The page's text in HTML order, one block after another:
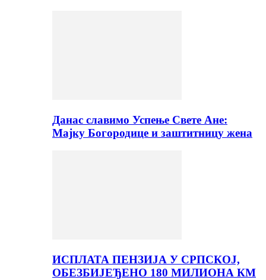
Данас славимо Успење Свете Ане:
Мајку Богородице и заштитницу жена
ИСПЛАТА ПЕНЗИЈА У СРПСКОЈ,
ОБЕЗБИЈЕЂЕНО 180 МИЛИОНА КМ